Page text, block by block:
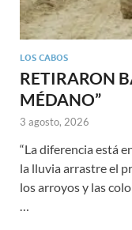
LOS CABOS
RETIRARON
MÉDANO”
3 agosto, 2026
“La diferencia está
la lluvia arrastre el
los arroyos y las